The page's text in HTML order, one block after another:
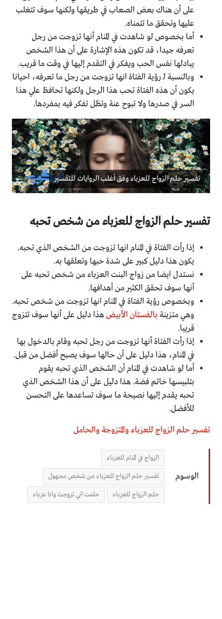
على أن هناك بعض الصعاب في طريقها ولكنها سوف تتغلب
عليها وتحقق ما تتمناه.
أما بخصوص لو شاهدت في المنام أنها تزوجت من رجل
تعرفه جيدا، قد تكون هذه الإشارة على أن هذا الشخص
يبادلها نفس الحب ويفكر في التقدم إليها في وقت ما قريب.
وبالنسبة لـ رؤية الفتاة انها تزوجت من رجل ما تعرفه، احيانا
يكون أن هذه الفتاة تحب هذا الرجل ولكنها تحافظ علي هذا
السر في صدرها ولا تبوح عنة وتظل تفكر فيه بمفردها.
تفسير حلم الزواج للعزباء وفق أغلب الروايات للتفسير
تفسير حلم الزواج للعزباء من شخص تحبه
إذا رأت الفتاة في المنام انها تزوجت من الشخص الذي تحبه.
يكون هذا دليل كبير على شدة حبها وتعلقها به.
نستدل ايضا من زواج البنت العزباء من شخص تحبه على
أنها سوف تحقق الكثير من أهدافها.
وبخصوص رؤية الفتاة في المنام انها تزوجت من شخص تحبه.
وهي متزينة بالفستان الأبيضهذا دليل على أنها سوف تتزوج
قريبا.
إذا رأت الفتاة أنها تزوجت من رجل تحبه وقام بالدخول بها
في المنام، هذا دليل على أن حالها سوف يصبح أفضل من قبل.
أما لو شاهدت في المنام أن الشخص الذي تحبه يقوم
بتلبيسها خاتم فضة. هذا دليل على أن هذا الشخص الذي
تحبه يقدم إليها نصيحة ما سوف تساعدها على التحسن
للأفضل.
تفسير حلم الزواج للعزباء والمتزوجة والحامل ‏
الوسوم
الزواج في المنام للعزباء
تفسير حلم الزواج للعزباء من شخص مجهول
حلم الزواج للعزباء حلمت اني تزوجت وانا عزباء